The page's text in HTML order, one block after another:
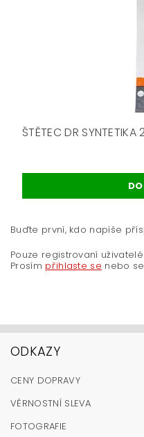
ŠTĚTEC DR SYNTETIKA
Buďte první, kdo napíše
Pouze registrovaní
Prosím přihlaste se nebo se
ODKAZY
CENY DOPRAVY
VĚRNOSTNÍ SLEVA
FOTOGRAFIE